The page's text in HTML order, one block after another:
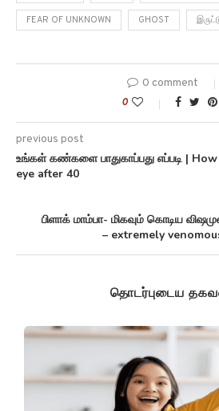
FEAR OF UNKNOWN GHOST
0 comment
0
previous post
உங்கள் கண்களை பாதுகாப்பது எப்படி |
eye after 40
பிளாக் மாம்பா- மிகவும் கொடிய
– extremely
தொடர்புடைய